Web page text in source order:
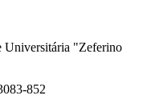
Universitária "Zeferino
852